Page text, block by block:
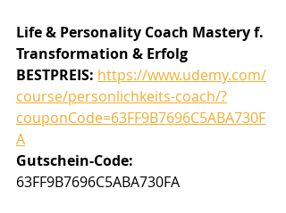
Life & Personality Coach Mastery f.
Transformation & Erfolg
BESTPREIS: https://www.udemy.com/
course/personlichkeits-coach/?
couponCode=63FF9B7696C5ABA730F
A
Gutschein-Code:
63FF9B7696C5ABA730FA